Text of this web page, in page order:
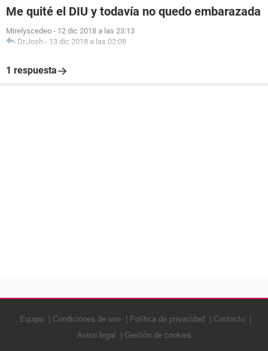
Me quité el DIU y todavía no quedo embarazada
Mirelyscedeo - 12 dic 2018 a las 23:13
Dr.Josh - 13 dic 2018 a las 02:08
1 respuesta
Equipo Condiciones de uso Política de privacidad
Contacto
Aviso legal
Gestión de cookies